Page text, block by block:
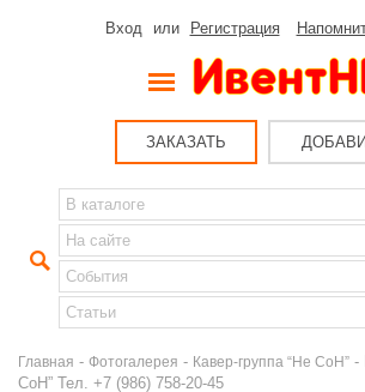
Вход или Регистрация
ЗАКАЗАТЬ
Главная - Фотогалерея - Кавер-группа “Не СоН” -
СоН” Тел. +7 (986) 758-20-45